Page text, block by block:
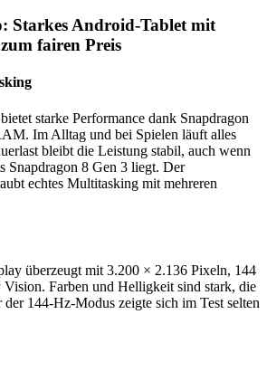
Starkes Android-Tablet mit
fairen Preis
starke Performance dank Snapdragon
Im Alltag und bei Spielen läuft alles
bleibt die Leistung stabil, auch wenn
Snapdragon 8 Gen 3 liegt. Der
echtes Multitasking mit mehreren
überzeugt mit 3.200 × 2.136 Pixeln, 144
Farben und Helligkeit sind stark, die
144-Hz-Modus zeigte sich im Test selten